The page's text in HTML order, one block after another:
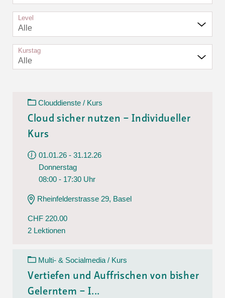
Level
Alle
Kurstag
Alle
Clouddienste / Kurs
Cloud sicher nutzen – Individueller
Kurs
01.01.26 - 31.12.26
Donnerstag
08:00 - 17:30 Uhr
Rheinfelderstrasse 29, Basel
CHF 220.00
2 Lektionen
Multi- & Socialmedia / Kurs
Vertiefen und Auffrischen von bisher
Gelerntem – I...